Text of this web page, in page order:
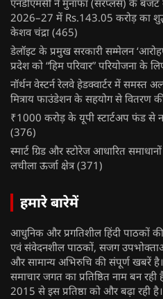
एनडीएमसी ने मुनाफा (सरप्लस) के बजट
2026–27 में Rs.143.05 करोड़ का
केशव चंद्रा (465)
डेलॉइट के प्रमुख सरकारी सम्मेलन
प्रदेश को “हिम परिवार” परियोजना के
नॉर्थन वेस्टर्न रेलवे हेडक्वार्टर में समस्त
मित्राय फाउंडेशन के सहयोग से वितरण की
₹1000 करोड़ के यूपी स्टार्टअप फंड से
(376)
स्मार्ट ग्रिड और स्टोरेज आधारित
लचीला ऊर्जा क्षेत्र (371)
हमारे बारेमें
आधुनिक और प्रगतिशील हिंदी पाठकों की
एवं संवेदनशील पाठकों, सजग उपभोक्ताओं
और सामान्य अभिरुचि की संपूर्ण खबरें
समाचार जगत का प्रतिष्ठित नाम बन रही
2015 से इस प्रतिष्ठा को और बढ़ा रही है।